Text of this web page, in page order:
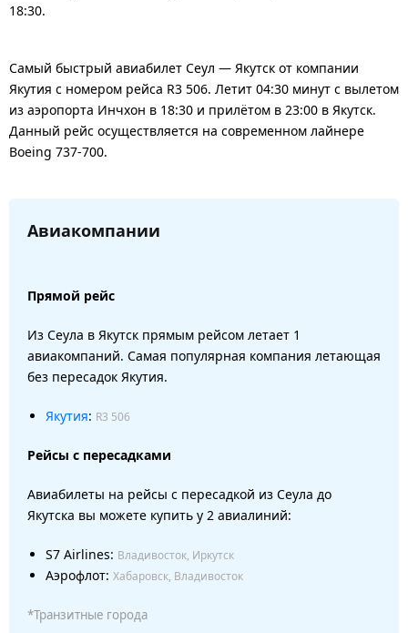
18:30.
Самый быстрый авиабилет Сеул — Якутск от компании
Якутия с номером рейса R3 506. Летит 04:30 минут с вылетом
из аэропорта Инчхон в 18:30 и прилётом в 23:00 в Якутск.
Данный рейс осуществляется на современном лайнере
Boeing 737-700.
Авиакомпании
Прямой рейс
Из Сеула в Якутск прямым рейсом летает 1
авиакомпаний. Самая популярная компания летающая
без пересадок Якутия.
Якутия: R3 506
Рейсы с пересадками
Авиабилеты на рейсы с пересадкой из Сеула до
Якутска вы можете купить у 2 авиалиний:
S7 Airlines: Владивосток, Иркутск
Аэрофлот: Хабаровск, Владивосток
*Транзитные города